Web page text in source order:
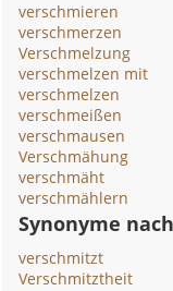
verschmieren
verschmerzen
Verschmelzung
verschmelzen mit
verschmelzen
verschmeißen
verschmausen
Verschmähung
verschmäht
verschmählern
Synonyme nach
verschmitzt
Verschmitztheit